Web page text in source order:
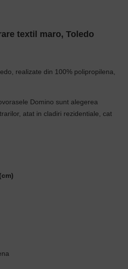
textil maro, Toledo
realizate din 100% polipropilena,
Domino sunt alegerea
atat in cladiri rezidentiale, cat